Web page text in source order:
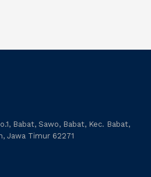
Babat, Sawo, Babat, Kec. Babat,
Jawa Timur 62271